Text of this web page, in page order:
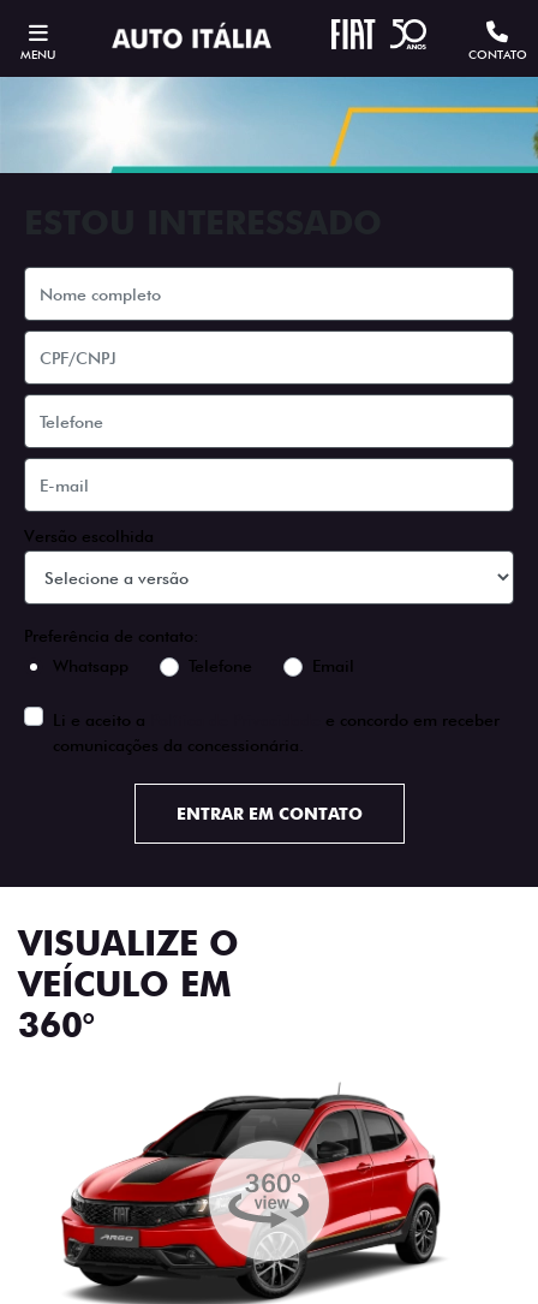
MENU CONTATO
Versão escolhida
Preferência de contato:
Whatsapp
Telefone Email
Li e aceito a
e concordo em receber
comunicações da concessionária.
ENTRAR EM CONTATO
VISUALIZE O
VEÍCULO EM
360°